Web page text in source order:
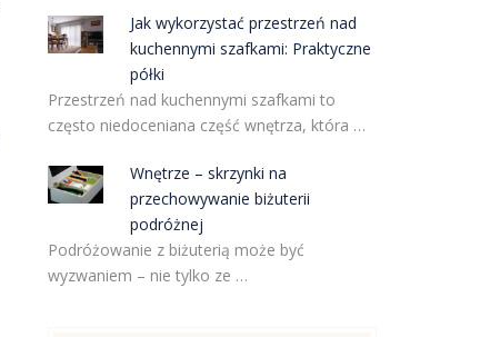
Jak wykorzystać przestrzeń nad
kuchennymi szafkami: Praktyczne
półki
Przestrzeń nad kuchennymi szafkami to
często niedoceniana część wnętrza, która …
Wnętrze – skrzynki na
przechowywanie biżuterii
podróżnej
Podróżowanie z biżuterią może być
wyzwaniem – nie tylko ze …